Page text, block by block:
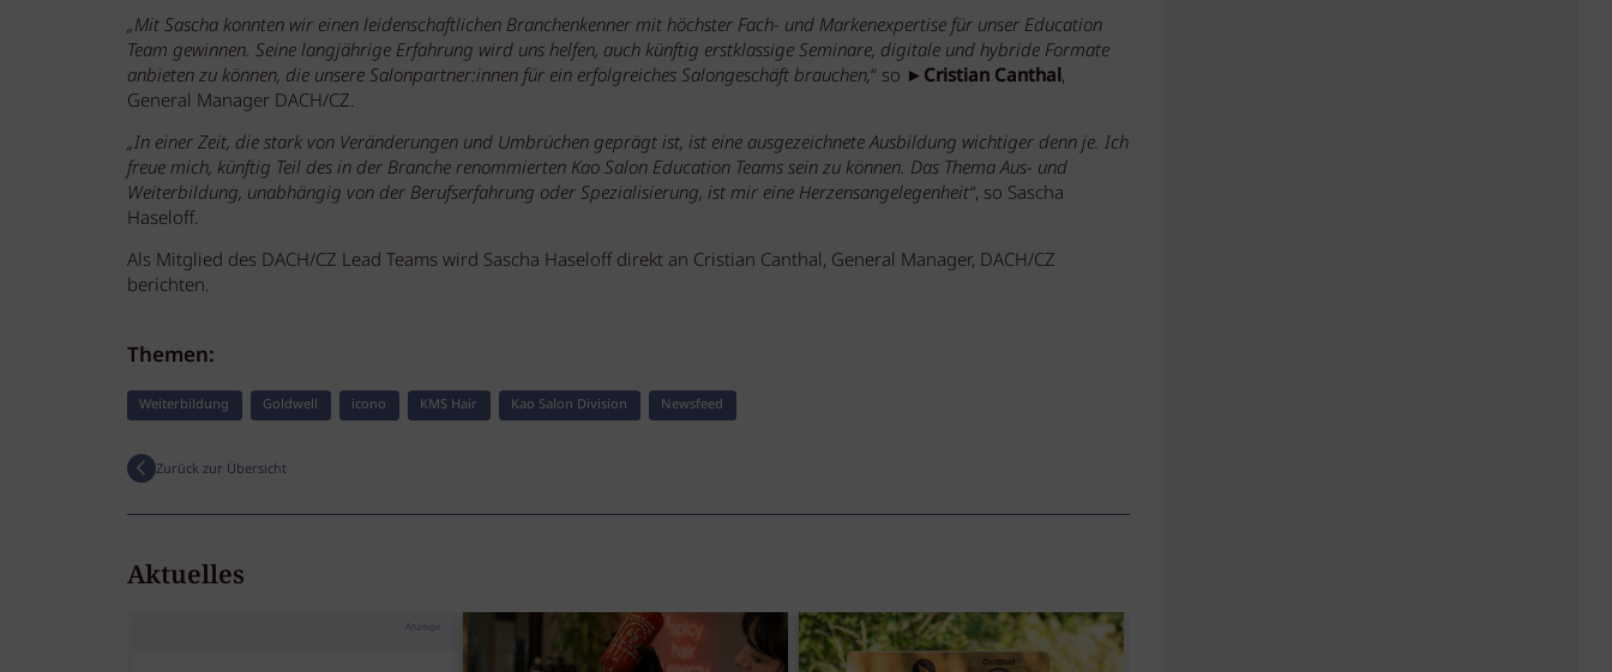
„Mit Sascha konnten wir einen leidenschaftlichen Branchenkenner mit höchster Fach- und Markenexpertise für unser Education
Team gewinnen. Seine langjährige Erfahrung wird uns helfen, auch künftig erstklassige Seminare, digitale und hybride Formate
anbieten zu können, die unsere Salonpartner:innen für ein erfolgreiches Salongeschäft brauchen,“ so ►Cristian Canthal,
General Manager DACH/CZ.
„In einer Zeit, die stark von Veränderungen und Umbrüchen geprägt ist, ist eine ausgezeichnete Ausbildung wichtiger denn je. Ich
freue mich, künftig Teil des in der Branche renommierten Kao Salon Education Teams sein zu können. Das Thema Aus- und
Weiterbildung, unabhängig von der Berufserfahrung oder Spezialisierung, ist mir eine Herzensangelegenheit“, so Sascha
Haseloff.
Als Mitglied des DACH/CZ Lead Teams wird Sascha Haseloff direkt an Cristian Canthal, General Manager, DACH/CZ
berichten.
Themen:
Weiterbildung Goldwell icono KMS Hair Kao Salon Division Newsfeed
Zurück zur Übersicht
Aktuelles
Anzeige